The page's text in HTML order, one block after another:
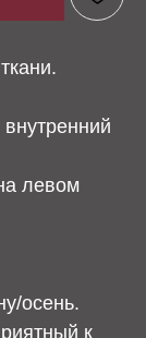
левом
осень.
к